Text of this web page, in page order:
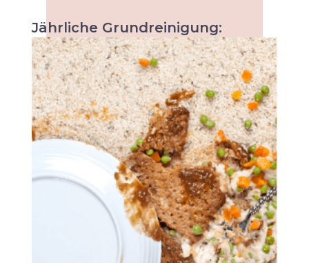
Jährliche Grundreinigung:
Wie bei jeder Wartung steigert sich die
Leistung des Fahrzeugs. Genauso trägt eine
jährliche Teppichreinigung dazu bei, die
Lebensdauer des Teppichs zu erhöhen und
die Pflege und Instandhaltung zu erleichtern.